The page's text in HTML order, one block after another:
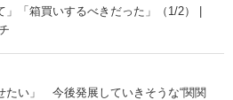
「箱買いするべきだった」（1/2） |
たい」 今後発展していきそうな“関関